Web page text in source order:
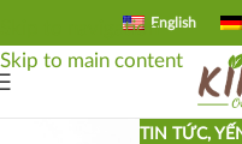
Skip to navigation
Skip to main content
English
TIN TỨC,